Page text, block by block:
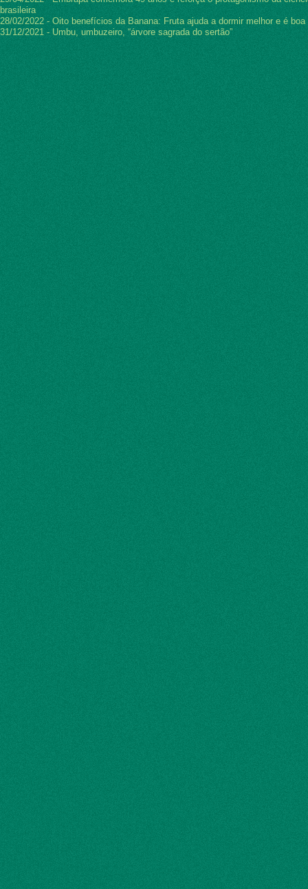
brasileira
28/02/2022 - Oito benefícios da Banana: Fruta ajuda a dormir melhor e é boa
31/12/2021 - Umbu, umbuzeiro, “árvore sagrada do sertão”